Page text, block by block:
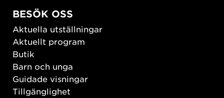
BESÖK OSS
Aktuella utställningar
Aktuellt program
Butik
Barn och unga
Guidade visningar
Tillgänglighet